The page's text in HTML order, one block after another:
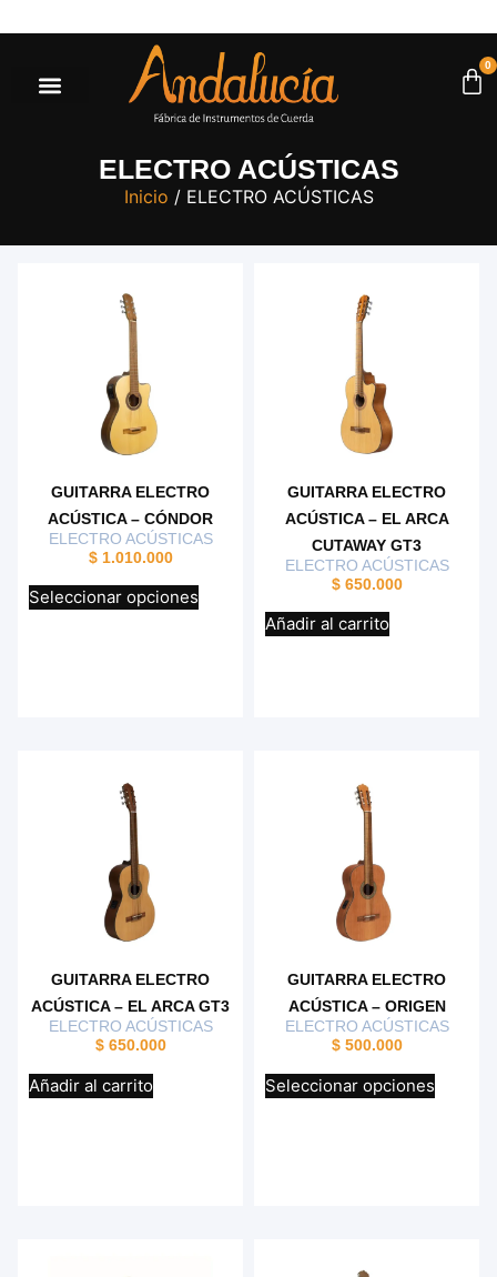
0
ELECTRO ACÚSTICAS
Inicio / ELECTRO ACÚSTICAS
GUITARRA ELECTRO
ACÚSTICA – CÓNDOR
ELECTRO ACÚSTICAS
$1.010.000
Seleccionar opciones
GUITARRA ELECTRO
ACÚSTICA – EL ARCA
CUTAWAY GT3
ELECTRO ACÚSTICAS
$650.000
Añadir al carrito
GUITARRA ELECTRO
ACÚSTICA – EL ARCA GT3
ELECTRO ACÚSTICAS
$650.000
Añadir al carrito
GUITARRA ELECTRO
ACÚSTICA – ORIGEN
ELECTRO ACÚSTICAS
$500.000
Seleccionar opciones